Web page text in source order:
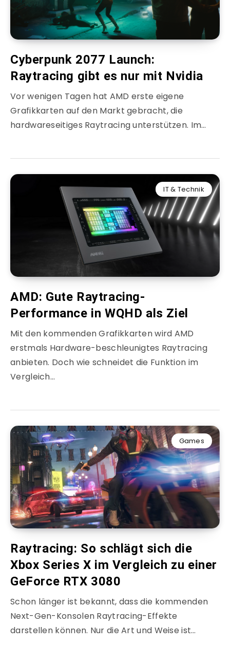
Cyberpunk 2077 Launch:
Raytracing gibt es nur mit Nvidia
Vor wenigen Tagen hat AMD erste eigene
Grafikkarten auf den Markt gebracht, die
hardwareseitiges Raytracing unterstützen. Im…
IT & Technik
AMD: Gute Raytracing-
Performance in WQHD als Ziel
Mit den kommenden Grafikkarten wird AMD
erstmals Hardware-beschleunigtes Raytracing
anbieten. Doch wie schneidet die Funktion im
Vergleich…
Games
Raytracing: So schlägt sich die
Xbox Series X im Vergleich zu einer
GeForce RTX 3080
Schon länger ist bekannt, dass die kommenden
Next-Gen-Konsolen Raytracing-Effekte
darstellen können. Nur die Art und Weise ist…